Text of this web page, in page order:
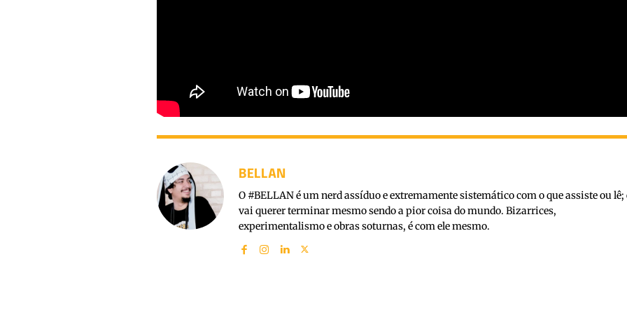
BELLAN
O #BELLAN é um nerd assíduo e extremamente sistemático com o que assiste ou lê;
vai querer terminar mesmo sendo a pior coisa do mundo. Bizarrices,
experimentalismo e obras soturnas, é com ele mesmo.